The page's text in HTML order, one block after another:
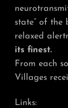
state” of the
relaxed
its finest.
From each
Villages
Links: